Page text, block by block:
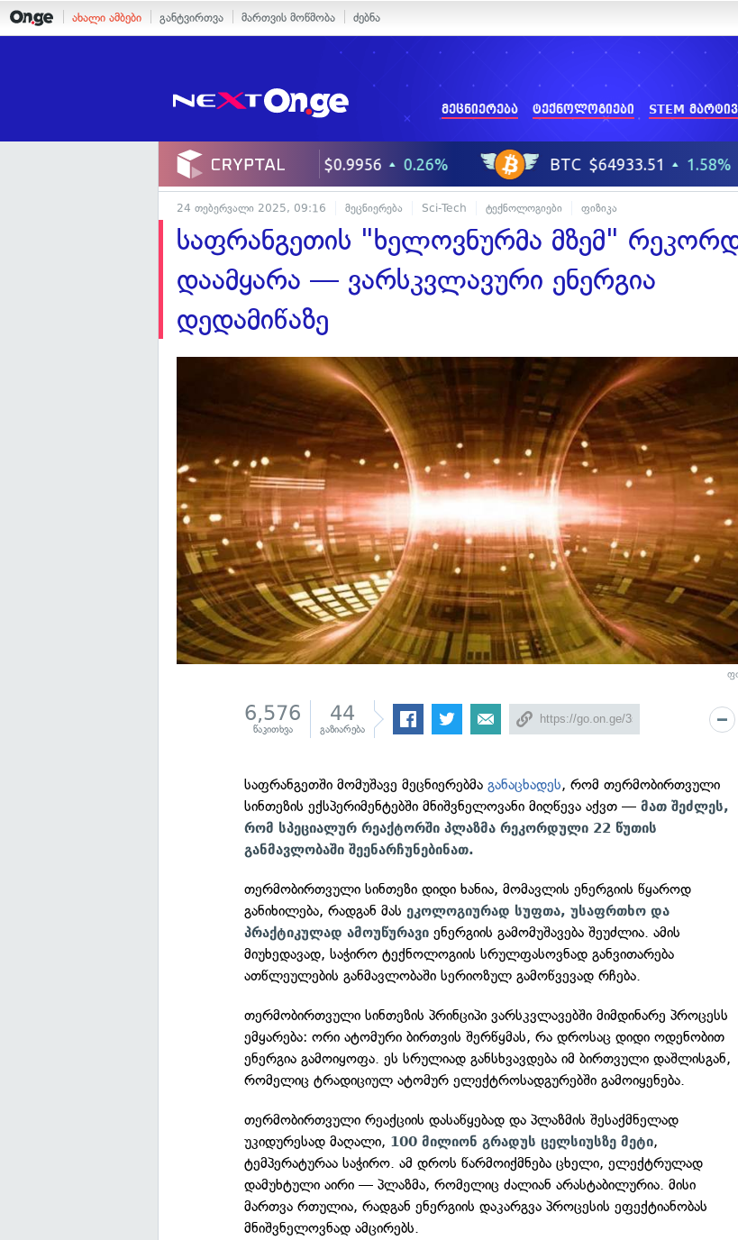
ახალი ამბები განტვირთვა მართვის მოწმობა ძებნა
მეცნიერება ტექნოლოგიები STEM
24 თებერვალი 2025, 09:16 მეცნიერება Sci-Tech ტექნოლოგიები ფიზიკა
საფრანგეთის "ხელოვნურმა მზემ"
დაამყარა — ვარსკვლავური ენერგია
დედამიწაზე
6,576
წაკითხვა
44
გაზიარება
საფრანგეთში მომუშავე მეცნიერებმაგანაცხადეს, რომ თერმობირთვული
სინთეზის ექსპერიმენტებში მნიშვნელოვანი მიღწევა აქვთ —მათ შეძლეს,
რომ სპეციალურ რეაქტორში პლაზმა რეკორდული 22 წუთის
განმავლობაში შეენარჩუნებინათ.
თერმობირთვული სინთეზი დიდი ხანია, მომავლის ენერგიის წყაროდ
განიხილება, რადგან მასეკოლოგიურად სუფთა, უსაფრთხო და
პრაქტიკულად ამოუწურავი ენერგიის გამომუშავება შეუძლია. ამის
მიუხედავად, საჭირო ტექნოლოგიის სრულფასოვნად განვითარება
ათწლეულების განმავლობაში სერიოზულ გამოწვევად რჩება.
თერმობირთვული სინთეზის პრინციპი ვარსკვლავებში მიმდინარე პროცესს
ემყარება: ორი ატომური ბირთვის შერწყმას, რა დროსაც დიდი ოდენობით
ენერგია გამოიყოფა. ეს სრულიად განსხვავდება იმ ბირთვული დაშლისგან,
რომელიც ტრადიციულ ატომურ ელექტროსადგურებში გამოიყენება.
თერმობირთვული რეაქციის დასაწყებად და პლაზმის შესაქმნელად
უკიდურესად მაღალი, 100 მილიონ გრადუს ცელსიუსზე მეტი,
ტემპერატურაა საჭირო. ამ დროს წარმოიქმნება ცხელი, ელექტრულად
დამუხტული აირი — პლაზმა, რომელიც ძალიან არასტაბილურია. მისი
მართვა რთულია, რადგან ენერგიის დაკარგვა პროცესის ეფექტიანობას
მნიშვნელოვნად ამცირებს.